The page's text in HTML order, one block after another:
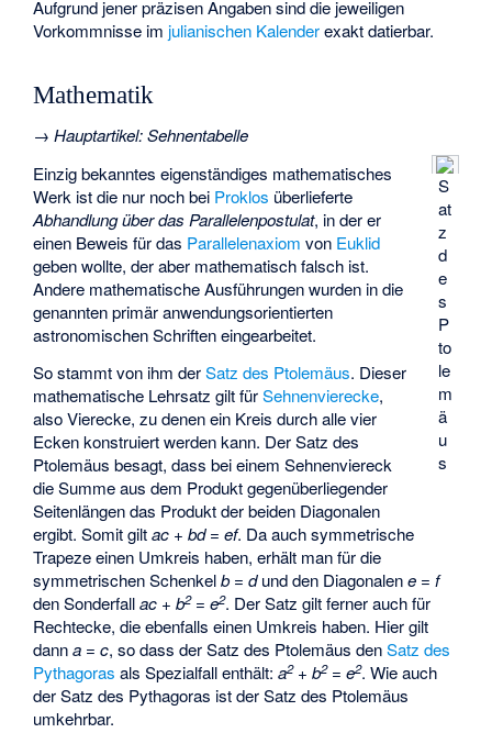
Aufgrund jener präzisen Angaben sind die jeweiligen
Vorkommnisse im julianischen Kalenderexakt datierbar.
Mathematik
→Hauptartikel:Sehnentabelle
S
at
z
d
e
s
P
to
le
m
ä
u
s
Einzig bekanntes eigenständiges mathematisches
Werk ist die nur noch bei Proklos überlieferte
Abhandlung über das Parallelenpostulat, in der er
einen Beweis für das Parallelenaxiom von Euklid
geben wollte, der aber mathematisch falsch ist.
Andere mathematische Ausführungen wurden in die
genannten primär anwendungsorientierten
astronomischen Schriften eingearbeitet.
So stammt von ihm derSatz des Ptolemäus. Dieser
mathematische Lehrsatz gilt fürSehnenvierecke,
also Vierecke, zu denen ein Kreis durch alle vier
Ecken konstruiert werden kann. Der Satz des
Ptolemäus besagt, dass bei einem Sehnenviereck
die Summe aus dem Produkt gegenüberliegender
Seitenlängen das Produkt der beiden Diagonalen
ergibt. Somit giltac +bd=ef. Da auch symmetrische
Trapeze einen Umkreis haben, erhält man für die
symmetrischen Schenkelb =dund den Diagonalene =f
den Sonderfallac +b2=e2. Der Satz gilt ferner auch für
Rechtecke, die ebenfalls einen Umkreis haben. Hier gilt
danna =c, so dass der Satz des Ptolemäus denSatz des
Pythagoras als Spezialfall enthält:a2+b2=e2. Wie auch
der Satz des Pythagoras ist der Satz des Ptolemäus
umkehrbar.